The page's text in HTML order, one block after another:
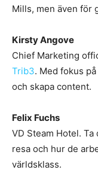
Mills, men även för
Kirsty Angove
Chief Marketing
Trib3. Med fokus
och skapa content.
Felix Fuchs
VD Steam Hotel. Ta
resa och hur de
världsklass.